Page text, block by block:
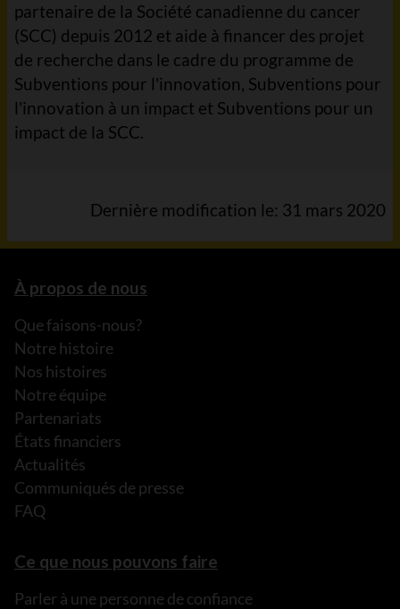
partenaire de la Société canadienne du cancer
(SCC) depuis 2012 et aide à financer des projet
de recherche dans le cadre du programme de
Subventions pour l'innovation, Subventions pour
l'innovation à un impact et Subventions pour un
impact de la SCC.
Dernière modification le: 31 mars 2020
À propos de nous
Que faisons-nous?
Notre histoire
Nos histoires
Notre équipe
Partenariats
États financiers
Actualités
Communiqués de presse
FAQ
Ce que nous pouvons faire
Parler à une personne de confiance